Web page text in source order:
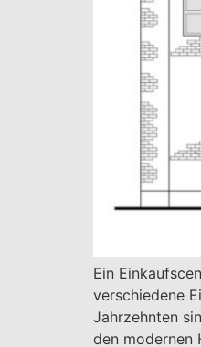
Ein
verschiedene
Jahrzehnten
den modernen